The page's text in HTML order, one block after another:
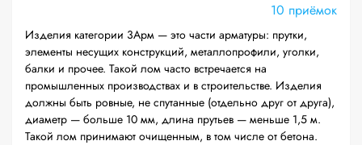
10 приёмок
Изделия категории 3Арм — это части арматуры: прутки,
элементы несущих конструкций, металлопрофили, уголки,
балки и прочее. Такой лом часто встречается на
промышленных производствах и в строительстве. Изделия
должны быть ровные, не спутанные (отдельно друг от друга),
диаметр — больше 10 мм, длина прутьев — меньше 1,5 м.
Такой лом принимают очищенным, в том числе от бетона.